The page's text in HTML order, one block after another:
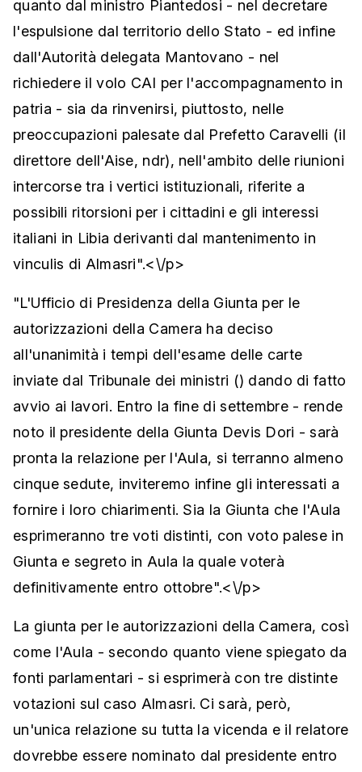
quanto dal ministro Piantedosi - nel decretare
l'espulsione dal territorio dello Stato - ed infine
dall'Autorità delegata Mantovano - nel
richiedere il volo CAI per l'accompagnamento in
patria - sia da rinvenirsi, piuttosto, nelle
preoccupazioni palesate dal Prefetto Caravelli (il
direttore dell'Aise, ndr), nell'ambito delle riunioni
intercorse tra i vertici istituzionali, riferite a
possibili ritorsioni per i cittadini e gli interessi
italiani in Libia derivanti dal mantenimento in
vinculis di Almasri".<\/p>
"L'Ufficio di Presidenza della Giunta per le
autorizzazioni della Camera ha deciso
all'unanimità i tempi dell'esame delle carte
inviate dal Tribunale dei ministri () dando di fatto
avvio ai lavori. Entro la fine di settembre - rende
noto il presidente della Giunta Devis Dori - sarà
pronta la relazione per l'Aula, si terranno almeno
cinque sedute, inviteremo infine gli interessati a
fornire i loro chiarimenti. Sia la Giunta che l'Aula
esprimeranno tre voti distinti, con voto palese in
Giunta e segreto in Aula la quale voterà
definitivamente entro ottobre".<\/p>
La giunta per le autorizzazioni della Camera, così
come l'Aula - secondo quanto viene spiegato da
fonti parlamentari - si esprimerà con tre distinte
votazioni sul caso Almasri. Ci sarà, però,
un'unica relazione su tutta la vicenda e il relatore
dovrebbe essere nominato dal presidente entro